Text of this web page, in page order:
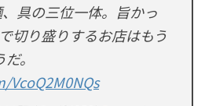
具の三位一体。旨かっ
切り盛りするお店はもう
。